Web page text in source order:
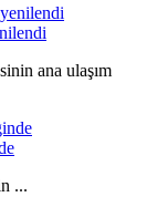
ana ulaşım
...